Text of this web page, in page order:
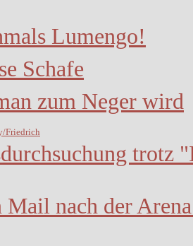
Lumengo!
Schafe
zum Neger wird
Friedrich
trotz
Mail nach der